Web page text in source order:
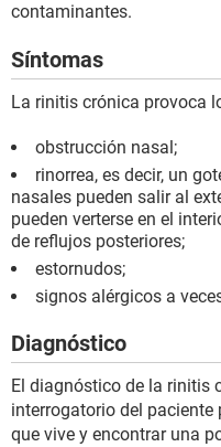
contaminantes.
Síntomas
La rinitis crónica provoca
obstrucción nasal;
rinorrea, es decir, un
nasales pueden salir al
pueden verterse en el
de reflujos posteriores;
estornudos;
signos alérgicos a
Diagnóstico
El diagnóstico de la rinitis
interrogatorio del paciente
que vive y encontrar una